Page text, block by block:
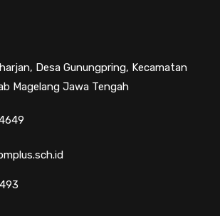
Desa Gunungpring, Kecamatan
Magelang Jawa Tengah